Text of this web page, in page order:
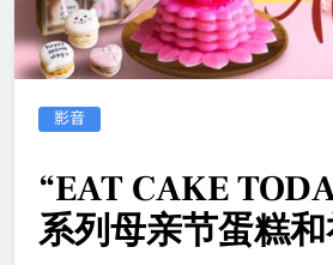
影音
“EAT CAKE
系列母亲节蛋糕